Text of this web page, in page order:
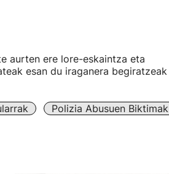
aurten ere lore-eskaintza eta
esan du iraganera begiratzeak
Polizia Abusuen Biktimak